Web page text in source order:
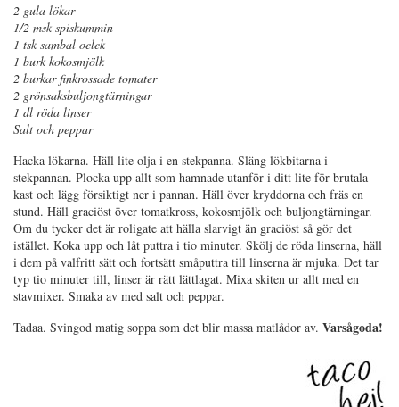
2 gula lökar
1/2 msk spiskummin
1 tsk sambal oelek
1 burk kokosmjölk
2 burkar finkrossade tomater
2 grönsaksbuljongtärningar
1 dl röda linser
Salt och peppar
Hacka lökarna. Häll lite olja i en stekpanna. Släng lökbitarna i
stekpannan. Plocka upp allt som hamnade utanför i ditt lite för brutala
kast och lägg försiktigt ner i pannan. Häll över kryddorna och fräs en
stund. Häll graciöst över tomatkross, kokosmjölk och buljongtärningar.
Om du tycker det är roligate att hälla slarvigt än graciöst så gör det
istället. Koka upp och låt puttra i tio minuter. Skölj de röda linserna, häll
i dem på valfritt sätt och fortsätt småputtra till linserna är mjuka. Det tar
typ tio minuter till, linser är rätt lättlagat. Mixa skiten ur allt med en
stavmixer. Smaka av med salt och peppar.
Tadaa. Svingod matig soppa som det blir massa matlådor av. Varsågoda!